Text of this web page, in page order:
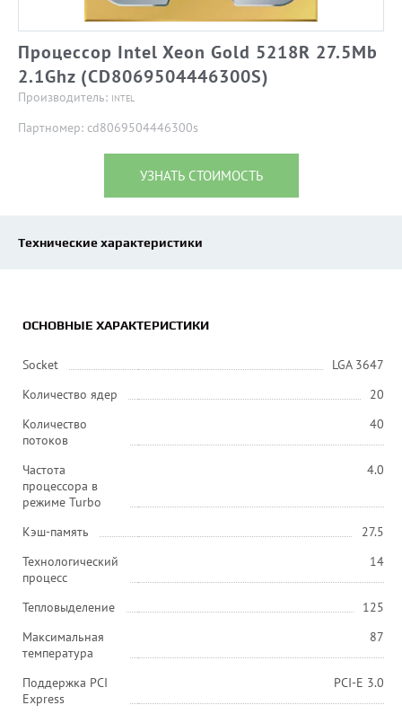
Процессор Intel Xeon Gold 5218R 27.5Mb
2.1Ghz (CD8069504446300S)
Производитель: INTEL
Партномер: cd8069504446300s
УЗНАТЬ СТОИМОСТЬ
Технические характеристики
ОСНОВНЫЕ ХАРАКТЕРИСТИКИ
Socket
LGA 3647
Количество ядер
20
Количество
потоков
40
Частота
процессора в
режиме Turbo
4.0
Кэш-память
27.5
Технологический
процесс
14
Тепловыделение
125
Максимальная
температура
87
Поддержка PCI
Express
PCI-E 3.0